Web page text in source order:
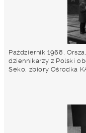
Październik 1968,
dziennikarzy z Polski
Seko, zbiory Ośrodka